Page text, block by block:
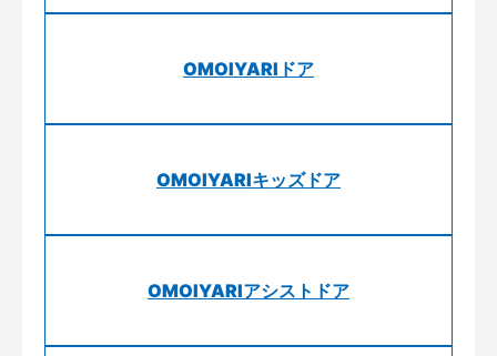
OMOIYARIドア
OMOIYARIキッズドア
OMOIYARIアシストドア